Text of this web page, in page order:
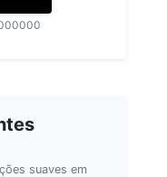
suaves em